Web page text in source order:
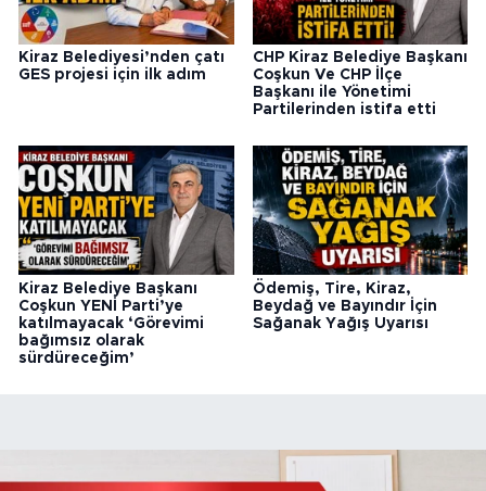
Kiraz Belediyesi’nden çatı
GES projesi için ilk adım
CHP Kiraz Belediye Başkanı
Coşkun Ve CHP İlçe
Başkanı ile Yönetimi
Partilerinden istifa etti
Kiraz Belediye Başkanı
Coşkun YENİ Parti’ye
katılmayacak ‘Görevimi
bağımsız olarak
sürdüreceğim’
Ödemiş, Tire, Kiraz,
Beydağ ve Bayındır İçin
Sağanak Yağış Uyarısı